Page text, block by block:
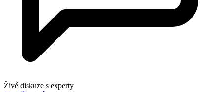
Živé diskuze s experty